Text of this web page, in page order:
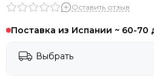
Vical
WArt
EMU
Оставить отзыв
Поставка из Испании ~ 60-70
Выбрать